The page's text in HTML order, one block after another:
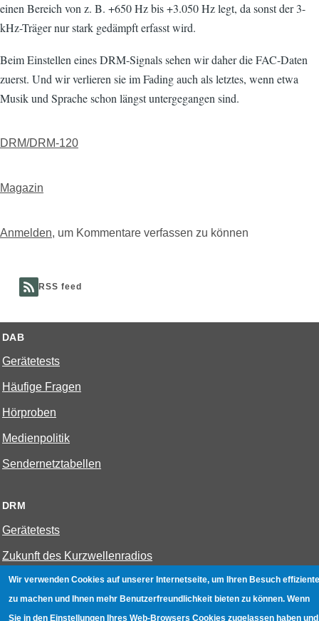
einen Bereich von z. B. +650 Hz bis +3.050 Hz legt, da sonst der 3-
kHz-Träger nur stark gedämpft erfasst wird.
Beim Einstellen eines DRM-Signals sehen wir daher die FAC-Daten
zuerst. Und wir verlieren sie im Fading auch als letztes, wenn etwa
Musik und Sprache schon längst untergegangen sind.
DRM/DRM-120
Magazin
Anmelden, um Kommentare verfassen zu können
RSS feed
DAB
Gerätetests
Häufige Fragen
Hörproben
Medienpolitik
Sendernetztabellen
DRM
Gerätetests
Zukunft des Kurzwellenradios
W-LAN
Wir verwenden Cookies auf unserer Internetseite, um Ihren Besuch
zu machen und Ihnen mehr Benutzerfreundlichkeit bieten zu können. Wenn
Sie in den Einstellungen Ihres Web-Browsers Cookies zugelassen haben und